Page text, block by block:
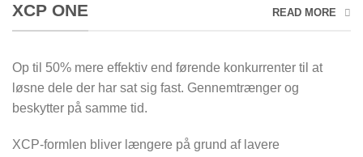
XCP ONE READ MORE
Op til 50% mere effektiv end førende konkurrenter til at
løsne dele der har sat sig fast. Gennemtrænger og
beskytter på samme tid.
XCP-formlen bliver længere på grund af lavere